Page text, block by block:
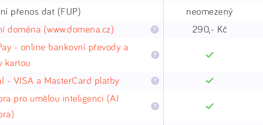
přenos dat (FUP)
neomezený
doména (www.domena.cz)
290,- Kč
- online bankovní převody a
kartou
- VISA a MasterCard platby
pro umělou inteligenci (AI